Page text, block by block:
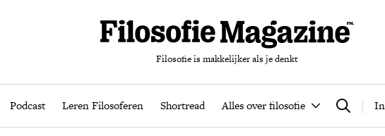
Filosofie is makkelijker als je denkt
Podcast Leren Filosoferen Shortread Alles over filosofie Zoeken
Evenementen Podcast Leren Filosoferen Shortread Alles over